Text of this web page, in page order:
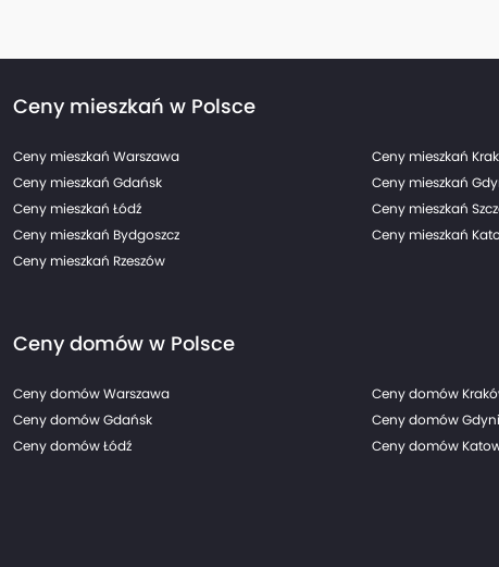
Ceny mieszkań w Polsce
Ceny mieszkań Warszawa Ceny mieszkań
Ceny mieszkań Gdańsk
Ceny mieszkań
Ceny mieszkań Łódź
Ceny mieszkań
Ceny mieszkań Bydgoszcz
Ceny mieszkań
Ceny mieszkań Rzeszów
Ceny domów w Polsce
Ceny domów Warszawa Ceny domów
Ceny domów Gdańsk
Ceny domów
Ceny domów Łódź
Ceny domów